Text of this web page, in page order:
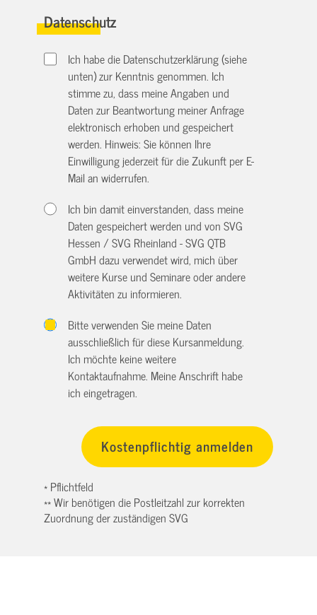
Datenschutz
Ich habe die Datenschutzerklärung (siehe
unten) zur Kenntnis genommen. Ich
stimme zu, dass meine Angaben und
Daten zur Beantwortung meiner Anfrage
elektronisch erhoben und gespeichert
werden. Hinweis: Sie können Ihre
Einwilligung jederzeit für die Zukunft per E-
Mail anwiderrufen.
Ich bin damit einverstanden, dass meine
Daten gespeichert werden und von SVG
Hessen / SVG Rheinland - SVG QTB
GmbH dazu verwendet wird, mich über
weitere Kurse und Seminare oder andere
Aktivitäten zu informieren.
Bitte verwenden Sie meine Daten
ausschließlich für diese Kursanmeldung.
Ich möchte keine weitere
Kontaktaufnahme. Meine Anschrift habe
ich eingetragen.
* Pflichtfeld
** Wir benötigen die Postleitzahl zur korrekten
Zuordnung der zuständigen SVG